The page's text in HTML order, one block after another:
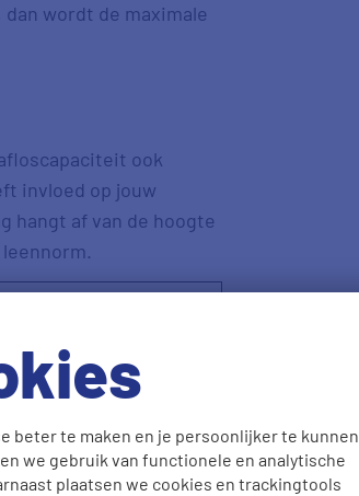
beter te maken en je persoonlijker te kunnen
we gebruik van functionele en analytische
plaatsen we cookies en trackingtools
wordt de maximale
ook
invloed op jouw
hangt af van de hoogte
€ 60,-
€ 73,-